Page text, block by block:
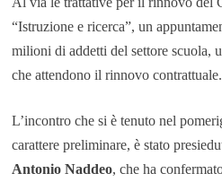
“Istruzione e ricerca”, un
milioni di addetti del settore scuola,
che attendono il rinnovo contrattuale.
L’incontro che si è tenuto nel
carattere preliminare, è stato
Antonio Naddeo, che ha